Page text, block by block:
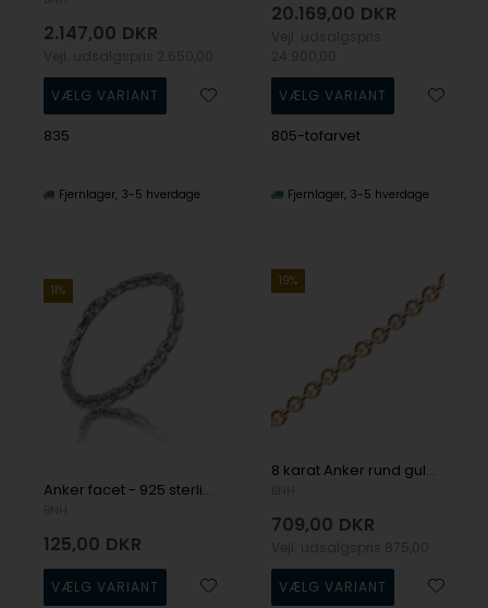
2.147,00 DKR
835
Fjernlager 3-5 hverdage
20.169,00 DKR
805-tofarvet
Fjernlager 3-5 hverdage
11%
Anker facet - 925 sterlingsølv - armbånd & halskæder - fra små til store
125,00 DKR
19%
8 karat Anker rund guld halskæde i flere længder og bredder
709,00 DKR